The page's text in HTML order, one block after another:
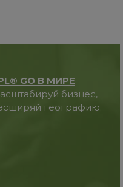
GO В МИРЕ
бизнес,
географию.